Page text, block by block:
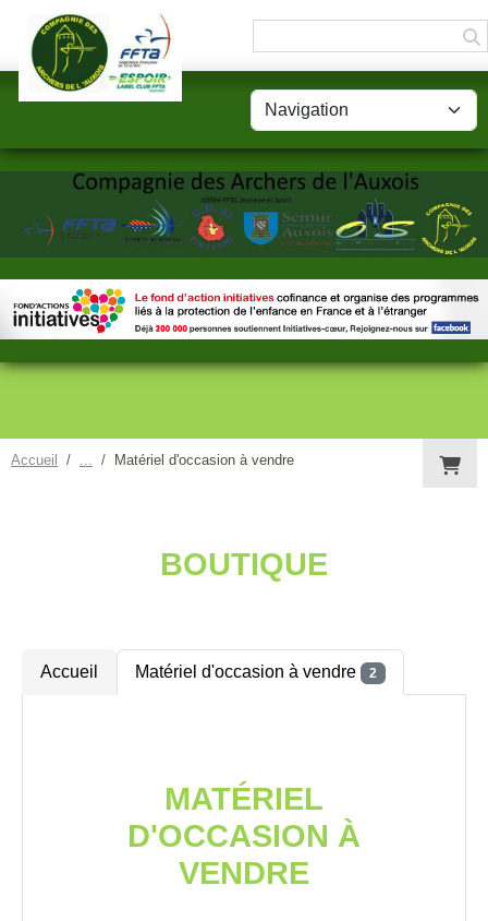
Accueil Matériel d'occasion à vendre
BOUTIQUE
Accueil Matériel d'occasion à vendre 2
MATÉRIEL
D'OCCASION À
VENDRE
Panneau de gestion des cookies